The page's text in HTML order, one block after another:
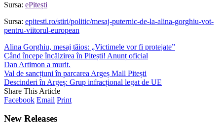
Sursa: ePitești
Sursa: epitesti.ro/stiri/politic/mesaj-puternic-de-la-alina-gorghiu-vot-
pentru-viitorul-european
Alina Gorghiu, mesaj tăios: „Victimele vor fi protejate”
Când începe încălzirea în Pitești! Anunț oficial
Dan Artimon a murit.
Val de sancțiuni în parcarea Argeș Mall Pitești
Descinderi în Argeș: Grup infracțional legat de UE
Share This Article
Facebook Email Print
New Releases